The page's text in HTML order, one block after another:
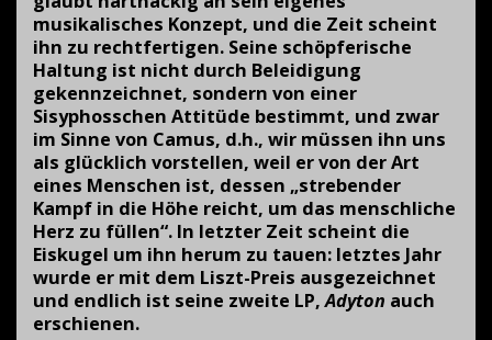
musikalisches Konzept, und die Zeit scheint
ihn zu rechtfertigen. Seine schöpferische
Haltung ist nicht durch Beleidigung
gekennzeichnet, sondern von einer
Sisyphosschen Attitüde bestimmt, und zwar
im Sinne von Camus, d.h., wir müssen ihn uns
als glücklich vorstellen, weil er von der Art
eines Menschen ist, dessen „strebender
Kampf in die Höhe reicht, um das menschliche
Herz zu füllen“. In letzter Zeit scheint die
Eiskugel um ihn herum zu tauen: letztes Jahr
wurde er mit dem Liszt-Preis ausgezeichnet
und endlich ist seine zweite LP,Adyton auch
erschienen.